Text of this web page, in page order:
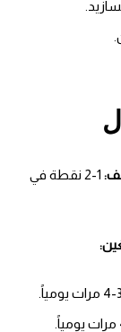
1-2 نقطة في